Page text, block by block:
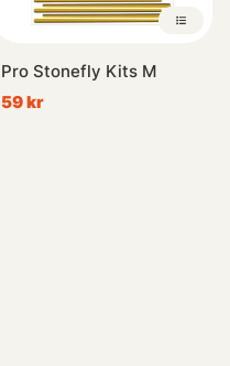
Pro Stonefly Kits M
59 kr